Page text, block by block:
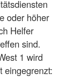
oder höher
Helfer
sind.
1 wird
eingegrenzt: